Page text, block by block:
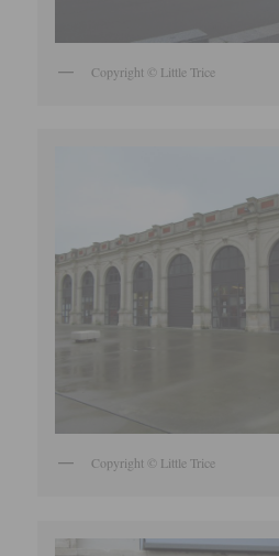
Copyright © Little Trice
Copyright © Little Trice